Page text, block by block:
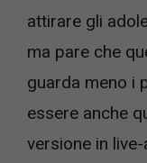
attirare gli
ma pare che
guarda meno i
essere anche
versione in